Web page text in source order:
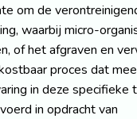
om de
waarbij micro-
of het afgraven en
proces dat
in deze specifieke
in opdracht van